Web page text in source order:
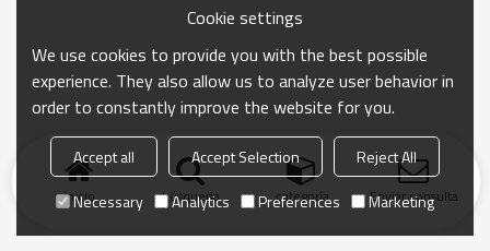
Inicio búsqueda categoría Enviar consulta
Cookie settings
We use cookies to provide you with the best possible
experience. They also allow us to analyze user behavior in
order to constantly improve the website for you.
Accept all Accept Selection
Reject All
Necessary
Analytics Preferences Marketing